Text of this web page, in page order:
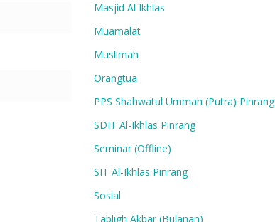
Masjid Al Ikhlas
Muamalat
Muslimah
Orangtua
PPS Shahwatul Ummah (Putra) Pinrang
SDIT Al-Ikhlas Pinrang
Seminar (Offline)
SIT Al-Ikhlas Pinrang
Sosial
Tabligh Akbar (Bulanan)